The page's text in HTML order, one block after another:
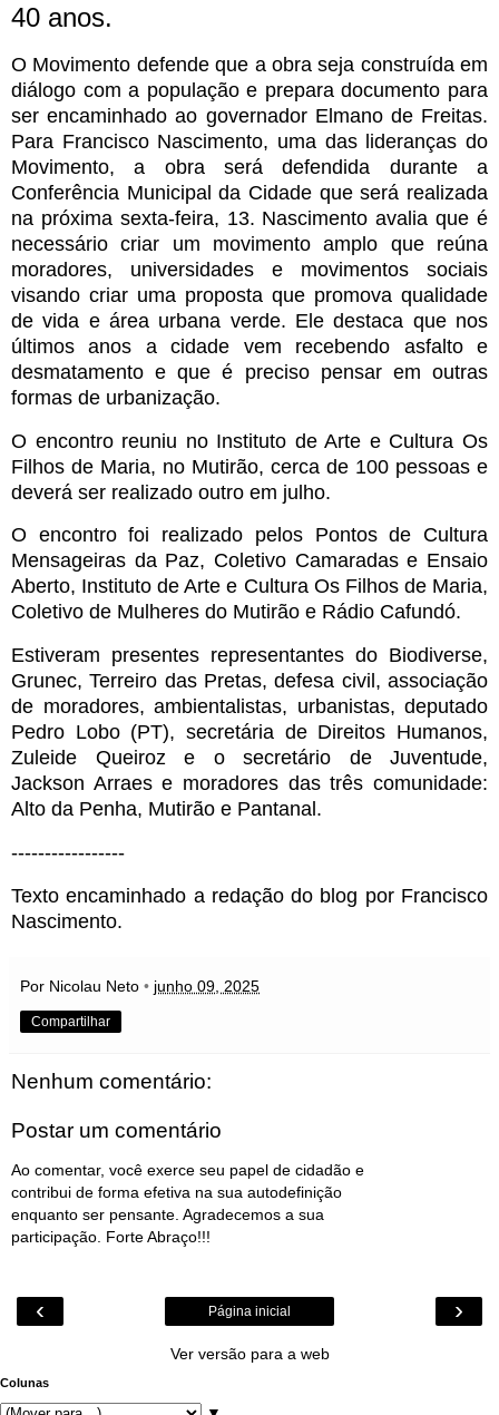
40 anos.
O Movimento defende que a obra seja construída em
diálogo com a população e prepara documento para
ser encaminhado ao governador Elmano de Freitas.
Para Francisco Nascimento, uma das lideranças do
Movimento, a obra será defendida durante a
Conferência Municipal da Cidade que será realizada
na próxima sexta-feira, 13. Nascimento avalia que é
necessário criar um movimento amplo que reúna
moradores, universidades e movimentos sociais
visando criar uma proposta que promova qualidade
de vida e área urbana verde. Ele destaca que nos
últimos anos a cidade vem recebendo asfalto e
desmatamento e que é preciso pensar em outras
formas de urbanização.
O encontro reuniu no Instituto de Arte e Cultura Os
Filhos de Maria, no Mutirão, cerca de 100 pessoas e
deverá ser realizado outro em julho.
O encontro foi realizado pelos Pontos de Cultura
Mensageiras da Paz, Coletivo Camaradas e Ensaio
Aberto, Instituto de Arte e Cultura Os Filhos de Maria,
Coletivo de Mulheres do Mutirão e Rádio Cafundó.
Estiveram presentes representantes do Biodiverse,
Grunec, Terreiro das Pretas, defesa civil, associação
de moradores, ambientalistas, urbanistas, deputado
Pedro Lobo (PT), secretária de Direitos Humanos,
Zuleide Queiroz e o secretário de Juventude,
Jackson Arraes e moradores das três comunidade:
Alto da Penha, Mutirão e Pantanal.
-----------------
Texto encaminhado a redação do blog por Francisco
Nascimento.
Por Nicolau Neto • junho 09, 2025
Compartilhar
Nenhum comentário:
Postar um comentário
Ao comentar, você exerce seu papel de cidadão e
contribui de forma efetiva na sua autodefinição
enquanto ser pensante. Agradecemos a sua
participação. Forte Abraço!!!
‹ ›
Página inicial
Ver versão para a web
Colunas